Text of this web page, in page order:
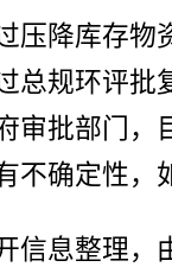
压降库存物
总规环评
审批部门
不确定性，
信息整理